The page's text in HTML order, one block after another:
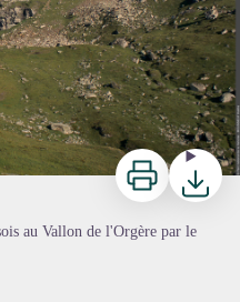
Imprimer
au Vallon de l'Orgère par le